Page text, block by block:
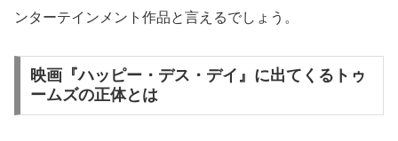
ンターテインメント作品と言えるでしょう。
映画『ハッピー・デス・デイ』に出てくるトゥ
ームズの正体とは